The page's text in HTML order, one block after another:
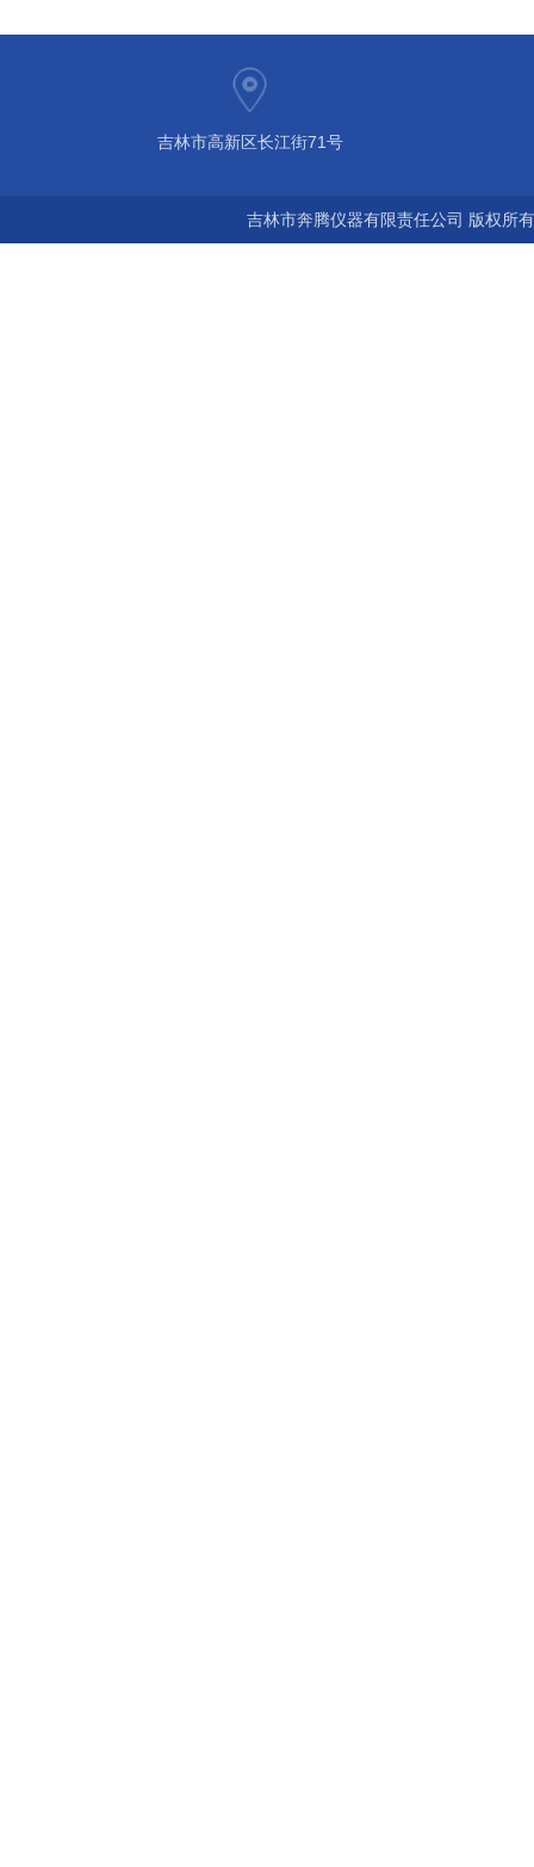
吉林市高新区长江街71号
吉林市奔腾仪器有限责任公司 版权所